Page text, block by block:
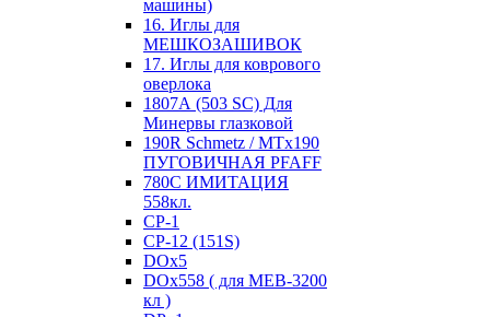
машины)
16. Иглы для
МЕШКОЗАШИВОК
17. Иглы для коврового
оверлока
1807А (503 SC) Для
Минервы глазковой
190R Schmetz / MTx190
ПУГОВИЧНАЯ PFAFF
780С ИМИТАЦИЯ
558кл.
CP-1
CP-12 (151S)
DOx5
DOx558 ( для MEB-3200
кл )